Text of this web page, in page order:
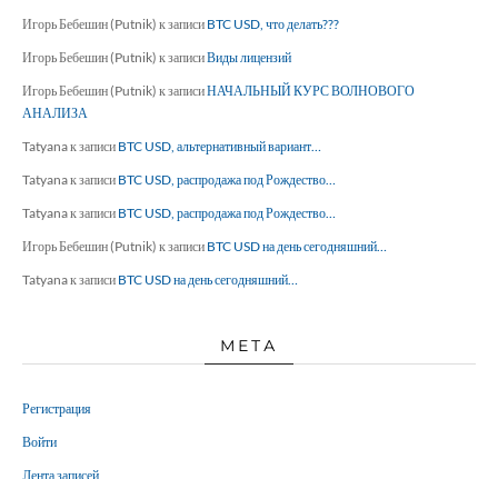
Игорь Бебешин (Putnik) к записи BTC USD, что делать???
Игорь Бебешин (Putnik) к записиВиды лицензий
Игорь Бебешин (Putnik) к записиНАЧАЛЬНЫЙ КУРС ВОЛНОВОГО
АНАЛИЗА
Tatyanaк записи BTC USD, альтернативный вариант…
Tatyanaк записи BTC USD, распродажа под Рождество…
Tatyanaк записи BTC USD, распродажа под Рождество…
Игорь Бебешин (Putnik) к записи BTC USD на день сегодняшний…
Tatyanaк записи BTC USD на день сегодняшний…
МЕТА
Регистрация
Войти
Лента записей